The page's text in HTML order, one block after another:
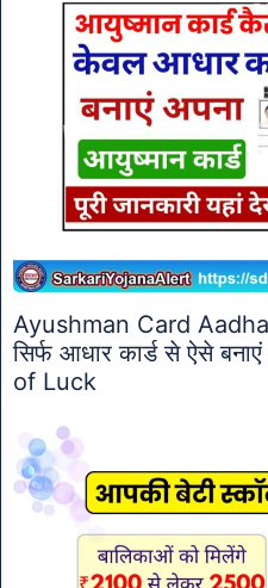
Ayushman Card
सिर्फ आधार कार्ड से ऐसे
of Luck